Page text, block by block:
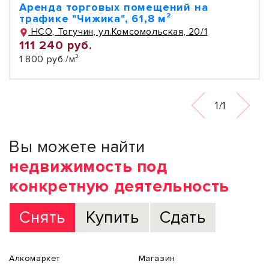
Аренда торговых помещений на
трафике "Чижика", 61,8 м²
НСО, Тогучин, ул.Комсомольская, 20/1
111 240 руб.
1 800 руб./м²
1/1
Вы можете найти
недвижимость под
конкретную деятельность
Снять
Купить Сдать
Алкомаркет
Магазин